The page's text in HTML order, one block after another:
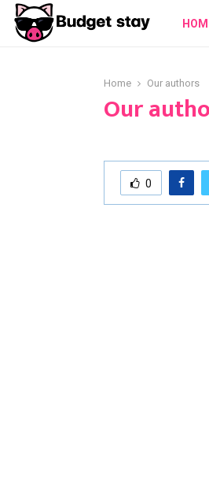
Home Our authors
Our
0